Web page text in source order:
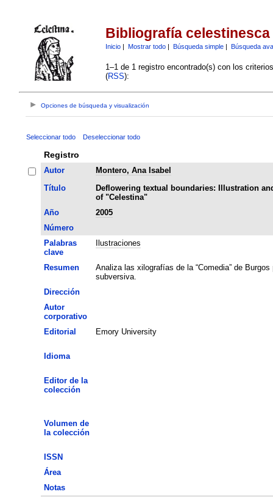
Bibliografía celestinesca
Inicio| Mostrar todo| Búsqueda simple| Búsqueda
1–1 de 1 registro encontrado(s) con los
(RSS):
Opciones de búsqueda y visualización
Seleccionar todo Deseleccionar todo
Registro
Autor
Montero, Ana Isabel
Título
Deflowering textual boundaries: Illustration
of "Celestina"
Año
2005
Número
Palabras
clave
Ilustraciones
Resumen
Analiza las xilografías de la “Comedia” de
subversiva.
Dirección
Autor
corporativo
Editorial
Emory University
Idioma
Editor de la
colección
Volumen de
la colección
ISSN
Área
Notas